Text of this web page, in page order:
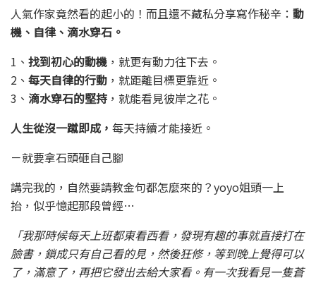
人氣作家竟然看的起小的！而且還不藏私分享寫作秘辛： 動
機、自律、滴水穿石。
1、 找到初心的動機 ，就更有動力往下去。
2、 每天自律的行動 ，就距離目標更靠近。
3、 滴水穿石的堅持 ，就能看見彼岸之花。
人生從沒一蹴即成， 每天持續才能接近。
－就要拿石頭砸自己腳
講完我的，自然要請教金句都怎麼來的？yoyo姐頭一上
抬，似乎憶起那段曾經…
「我那時候每天上班都東看西看，發現有趣的事就直接打在
臉書，鎖成只有自己看的見，然後狂修，等到晚上覺得可以
了，滿意了，再把它發出去給大家看。有一次我看見一隻蒼